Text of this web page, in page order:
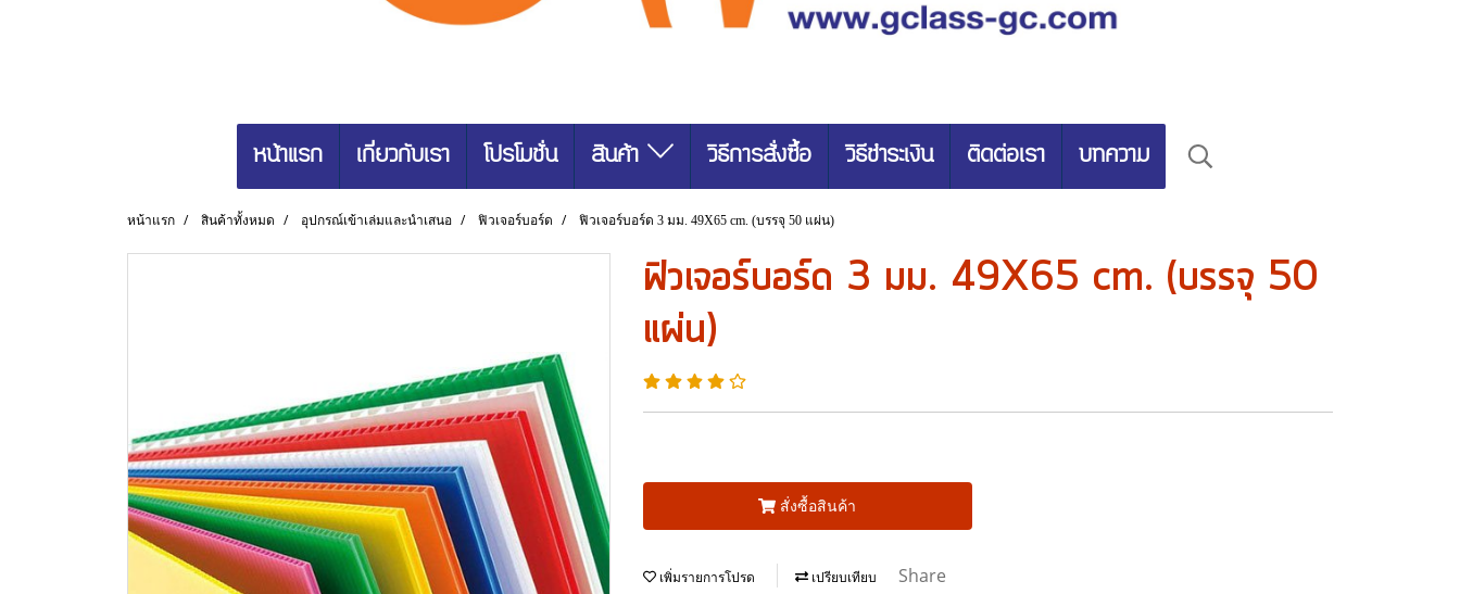
หน้าแรก เกี่ยวกับเรา โปรโมชั่น สินค้า วิธีการสั่งซื้อ วิธีชำระเงิน ติดต่อเรา บทความ
หน้าแรก สินค้าทั้งหมด อุปกรณ์เข้าเล่มและนำเสนอ ฟิวเจอร์บอร์ด ฟิวเจอร์บอร์ด 3 มม. 49X65 cm. (บรรจุ 50 แผ่น)
ฟิวเจอร์บอร์ด 3 มม. 49X65 cm. (บรรจุ 50
แผ่น)
สั่งซื้อสินค้า
เพิ่มรายการโปรด เปรียบเทียบ Share